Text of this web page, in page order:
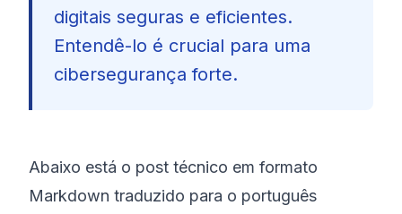
©2026 Bootcamp de Cibersegurança 8200
digitais seguras e eficientes.
Entendê-lo é crucial para uma
cibersegurança forte.
Abaixo está o post técnico em formato
Markdown traduzido para o português